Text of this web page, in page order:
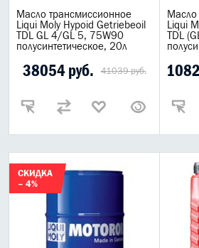
Масло трансмиссионное
Liqui Moly Hypoid Getriebeoil
TDL GL 4/GL 5, 75W90
полусинтетическое, 20л
38054 руб. 41039 руб.
Масло
Liqui
TDL
СКИДКА
– 4%